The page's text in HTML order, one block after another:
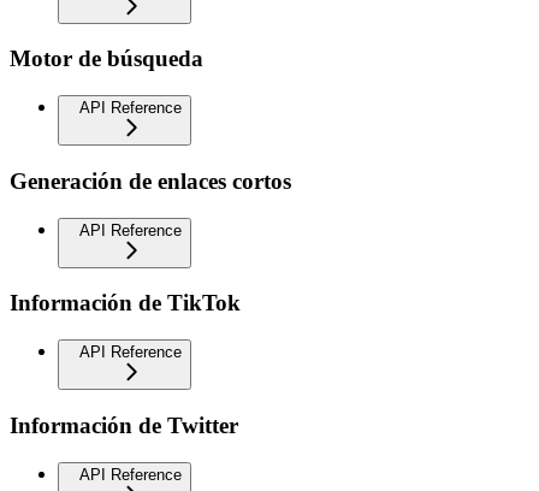
Motor de búsqueda
API Reference
Generación de enlaces cortos
API Reference
Información de TikTok
API Reference
Información de Twitter
API Reference